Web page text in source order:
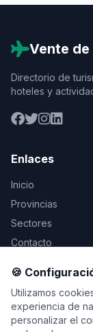
Vente de
Directorio de
hoteles y
Enlaces
Inicio
Provincias
Sectores
Contacto
Legal
Aviso Legal
Privacidad
🍪
Utilizamos
experiencia de
personalizar el